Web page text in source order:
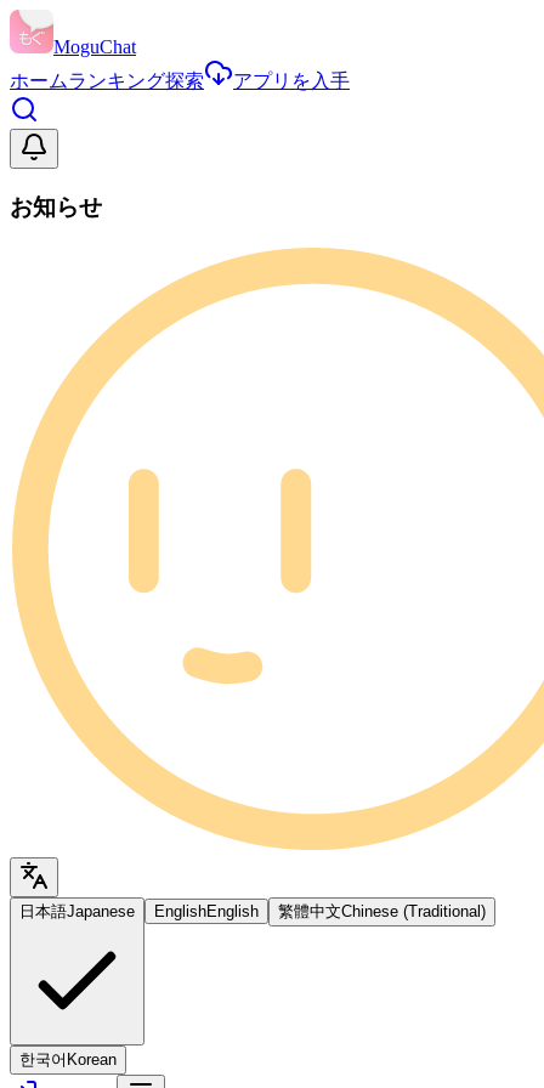
MoguChat
ホームランキング探索 アプリを入手
お知らせ
日本語Japanese EnglishEnglish 繁體中文Chinese (Traditional)
한국어 Korean